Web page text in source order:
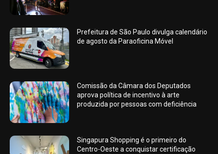
Prefeitura de São Paulo divulga calendário
de agosto da Paraoficina Móvel
Comissão da Câmara dos Deputados
aprova política de incentivo à arte
produzida por pessoas com deficiência
Singapura Shopping é o primeiro do
Centro-Oeste a conquistar certificação